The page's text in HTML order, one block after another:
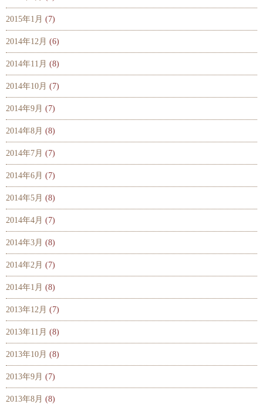
2015年1月 (7)
2014年12月 (6)
2014年11月 (8)
2014年10月 (7)
2014年9月 (7)
2014年8月 (8)
2014年7月 (7)
2014年6月 (7)
2014年5月 (8)
2014年4月 (7)
2014年3月 (8)
2014年2月 (7)
2014年1月 (8)
2013年12月 (7)
2013年11月 (8)
2013年10月 (8)
2013年9月 (7)
2013年8月 (8)